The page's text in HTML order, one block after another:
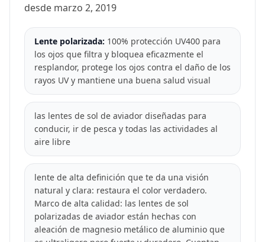
desde marzo 2, 2019
Lente polarizada: 100% protección UV400 para
los ojos que filtra y bloquea eficazmente el
resplandor, protege los ojos contra el daño de los
rayos UV y mantiene una buena salud visual
las lentes de sol de aviador diseñadas para
conducir, ir de pesca y todas las actividades al
aire libre
lente de alta definición que te da una visión
natural y clara: restaura el color verdadero.
Marco de alta calidad: las lentes de sol
polarizadas de aviador están hechas con
aleación de magnesio metálico de aluminio que